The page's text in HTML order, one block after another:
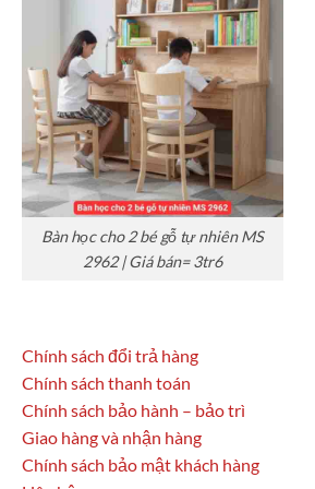
Bàn học cho 2 bé gỗ tự nhiên MS
2962 | Giá bán= 3tr6
Chính sách đổi trả hàng
Chính sách thanh toán
Chính sách bảo hành – bảo trì
Giao hàng và nhận hàng
Chính sách bảo mật khách hàng